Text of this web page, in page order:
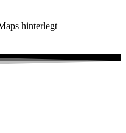
hinterlegt